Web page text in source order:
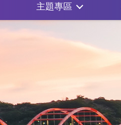
主題專區